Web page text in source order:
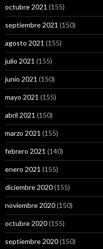
octubre 2021 (155)
septiembre 2021 (150)
agosto 2021 (155)
julio 2021 (155)
junio 2021 (150)
mayo 2021 (155)
abril 2021 (150)
marzo 2021 (155)
febrero 2021 (140)
enero 2021 (155)
diciembre 2020(155)
noviembre 2020(150)
octubre 2020(155)
septiembre 2020(150)